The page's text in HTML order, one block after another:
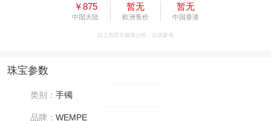
￥875
中国大陆
暂无
欧洲售价
暂无
中国香港
以上为官方媒体公价，仅供参考
珠宝参数
类别： 手镯
品牌： WEMPE